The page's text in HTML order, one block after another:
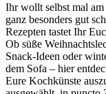
Ihr wollt selbst mal am
ganz besonders gut
Rezepten tastet Ihr
Ob süße
Snack-Ideen oder
dem Sofa – hier
Eure Kochkünste